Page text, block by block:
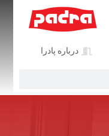
درباره پادرا